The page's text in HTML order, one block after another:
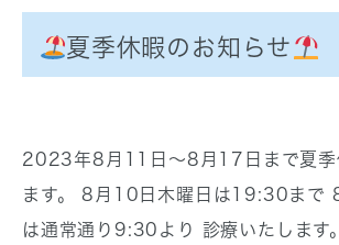
夏季休暇のお知らせ
2023年8月11日〜8月17日まで夏季
ます。 8月10日木曜日は19:30まで
は通常通り9:30より 診療いたします